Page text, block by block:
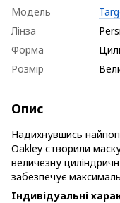
Модель
Лінза
Форма
Розмір
Опис
Надихнувшись
Oakley створили
величезну
забезпечує
Iндивідуальні